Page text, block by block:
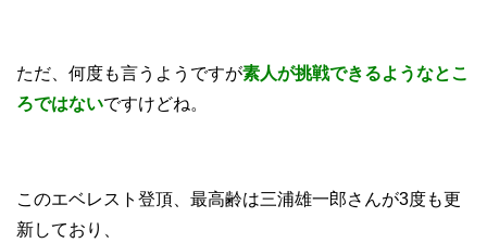
ただ、何度も言うようですが素人が挑戦できるようなとこ
ろではないですけどね。
このエベレスト登頂、最高齢は三浦雄一郎さんが3度も更
新しており、